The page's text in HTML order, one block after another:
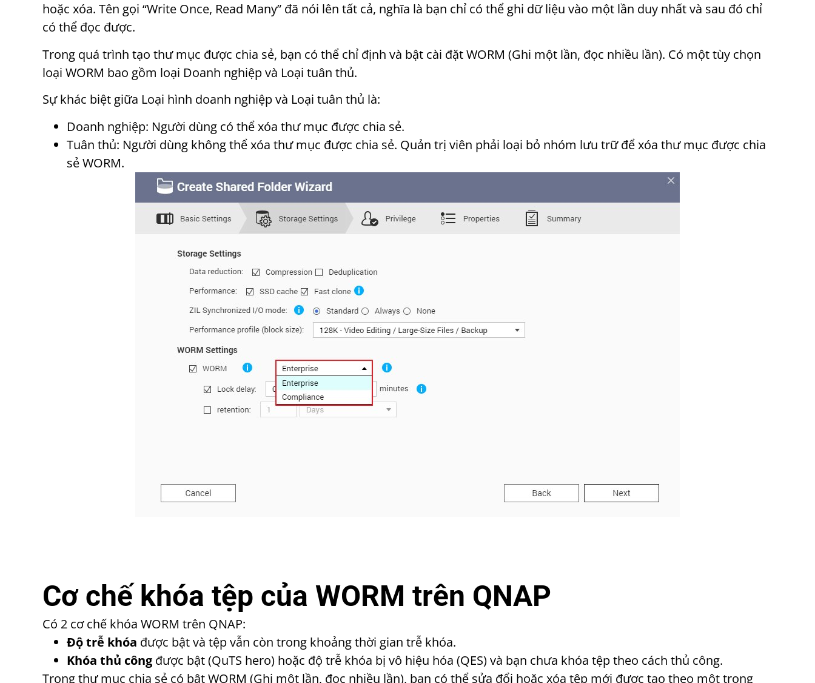
hoặc xóa. Tên gọi “Write Once, Read Many” đã nói lên tất cả, nghĩa là bạn chỉ có thể ghi dữ liệu vào một lần duy nhất và sau đó chỉ
có thể đọc được.
Trong quá trình tạo thư mục được chia sẻ, bạn có thể chỉ định và bật cài đặt WORM (Ghi một lần, đọc nhiều lần). Có một tùy chọn
loại WORM bao gồm loại Doanh nghiệp và Loại tuân thủ.
Sự khác biệt giữa Loại hình doanh nghiệp và Loại tuân thủ là:
Doanh nghiệp: Người dùng có thể xóa thư mục được chia sẻ.
Tuân thủ: Người dùng không thể xóa thư mục được chia sẻ. Quản trị viên phải loại bỏ nhóm lưu trữ để xóa thư mục được chia
sẻ WORM.
Cơ chế khóa tệp của WORM trên QNAP
Có 2 cơ chế khóa WORM trên QNAP:
Độ trễ khóa được bật và tệp vẫn còn trong khoảng thời gian trễ khóa.
Khóa thủ công được bật (QuTS hero) hoặc độ trễ khóa bị vô hiệu hóa (QES) và bạn chưa khóa tệp theo cách thủ công.
Trong thư mục chia sẻ có bật WORM (Ghi một lần, đọc nhiều lần), bạn có thể sửa đổi hoặc xóa tệp mới được tạo theo một trong